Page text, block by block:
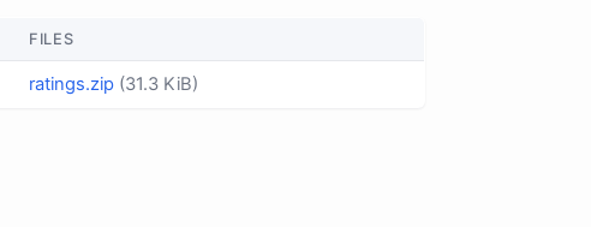
FILES
ratings.zip (31.3 KiB)